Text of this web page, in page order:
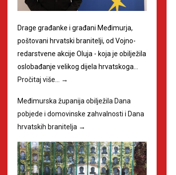
Drage građanke i građani Međimurja,
poštovani hrvatski branitelji, od Vojno-
redarstvene akcije Oluja - koja je obilježila
oslobađanje velikog dijela hrvatskoga…
Pročitaj više…
→
Međimurska županija obilježila Dana
pobjede i domovinske zahvalnosti i Dana
hrvatskih branitelja →